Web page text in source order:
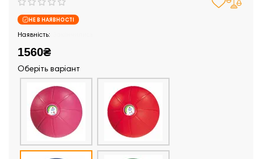
НЕ В НАЯВНОСТІ
1560₴
Оберіть варіант